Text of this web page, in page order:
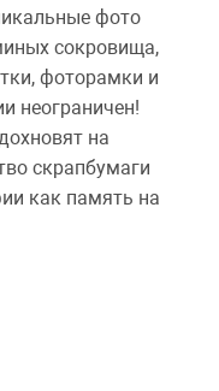
фото
сокровища,
фоторамки и
неограничен!
на
скрапбумаги
как память на